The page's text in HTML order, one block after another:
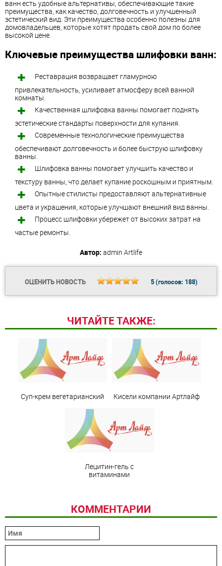
ванн есть удобные альтернативы, обеспечивающие такие
преимущества, как качество, долговечность и улучшенный
эстетический вид. Эти преимущества особенно полезны для
домовладельцев, которые хотят продать свой дом по более
высокой цене.
Ключевые преимущества шлифовки ванн:
Реставрация возвращает гламурною
привлекательность, усиливает атмосферу всей ванной
комнаты.
Качественная шлифовка ванны помогает поднять
эстетические стандарты поверхности для купания.
Современные технологические преимущества
обеспечивают долговечность и более быструю шлифовку
ванны.
Шлифовка ванны помогает улучшить качество и
текстуру ванны, что делает купание роскошным и приятным.
Опытные стилисты предоставляют альтернативные
цвета и украшения, которые улучшают внешний вид ванны.
Процесс шлифовки убережет от высоких затрат на
частые ремонты.
Автор: admin Artlife
ОЦЕНИТЬ НОВОСТЬ 5(голосов: 188)
ЧИТАЙТЕ ТАКЖЕ:
Суп-крем вегетарианский Кисели компании Артлайф
Лецитин-гель с
витаминами
КОММЕНТАРИИ